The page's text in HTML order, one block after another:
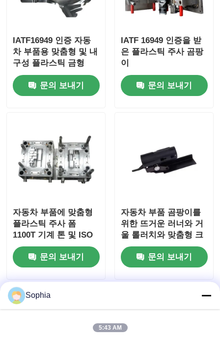
뉴스
견적 요청
플라스틱 자동차 부품 금형
자동차 사출 금형
이중 사출 성형
의학적 주사형조
멀티캐비티 사출 성형
전자공학 사출 성형
IATF16949 인증 자동
차 부품용 맞춤형 및 내
구성 플라스틱 금형
문의 보내기
IATF 16949 인증을 받
은 플라스틱 주사 곰팡
이
문의 보내기
자동차 부품에 맞춤형
플라스틱 주사 폼
1100T 기계 톤 및 ISO
9001:2008 인증
문의 보내기
자동차 부품 곰팡이를
위한 뜨거운 러너와 거
울 롤러치와 맞춤형 크
기 플라스틱 주사 곰팡
이
문의 보내기
Sophia
5:43 AM